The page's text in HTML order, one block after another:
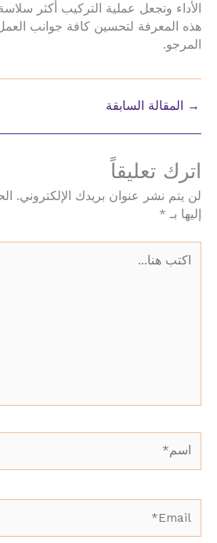
الأداء وتجعل عملية التركيب أكثر
هذه المعرفة لتحسين كافة جوانب
المرجو.
→ المقالة السابقة
اترك تعليقاً
لن يتم نشر عنوان بريدك الإلكتروني.
إليها بـ *
هنا...